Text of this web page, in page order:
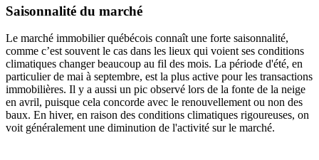
Saisonnalité du marché
Le marché immobilier québécois connaît une forte saisonnalité,
comme c’est souvent le cas dans les lieux qui voient ses conditions
climatiques changer beaucoup au fil des mois. La période d'été, en
particulier de mai à septembre, est la plus active pour les transactions
immobilières. Il y a aussi un pic observé lors de la fonte de la neige
en avril, puisque cela concorde avec le renouvellement ou non des
baux. En hiver, en raison des conditions climatiques rigoureuses, on
voit généralement une diminution de l'activité sur le marché.